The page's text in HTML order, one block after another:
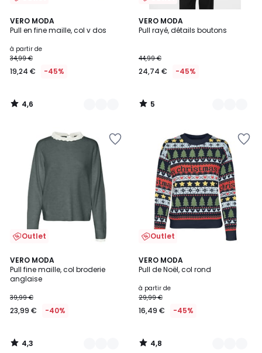
VERO MODA
Pull en fine maille, col v dos
à partir de
34,99 €
19,24 € -45%
4,6
/ 5
2
Couleurs
4,6
/
VERO MODA
Pull rayé, détails boutons
44,99 €
24,74 € -45%
5
/
2
Couleurs
5
/
Outlet
VERO MODA
Pull fine maille, col broderie
anglaise
39,99 €
23,99 € -40%
4,3
/ 5
2
Couleurs
4,3
/
Outlet
VERO MODA
Pull de Noël, col rond
à partir de
29,99 €
16,49 € -45%
4,8
/ 5
2
Couleurs
4,8
/